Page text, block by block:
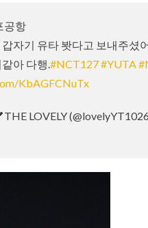
공항
자기 유타 봣다고 보내주셨
아 다행.#NCT127#YUTA
KbAGFCNuTx
LOVELY